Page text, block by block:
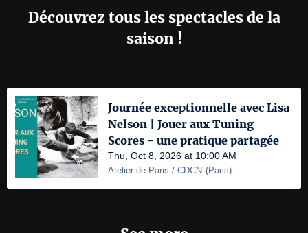
Découvrez tous les spectacles de la
saison !
Journée exceptionnelle avec Lisa
Nelson | Jouer aux Tuning
Scores - une pratique partagée
Thu, Oct 8, 2026 at 10:00 AM
Atelier de Paris / CDCN (Paris)